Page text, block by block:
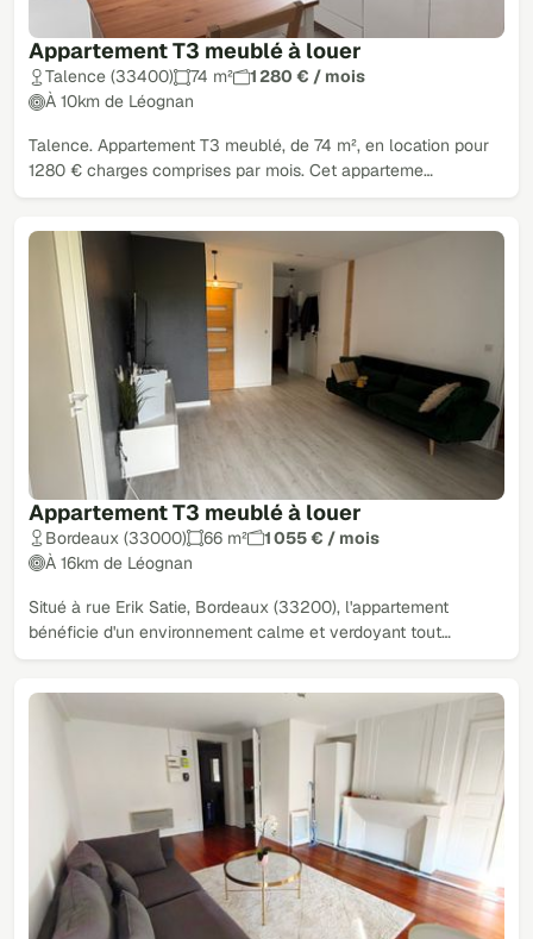
Appartement T3 meublé à louer
Talence (33400) 74 m²
1 280 € / mois
À 10km de Léognan
Talence. Appartement T3 meublé, de 74 m², en location pour
1280 € charges comprises par mois. Cet apparteme…
Appartement T3 meublé à louer
Bordeaux (33000) 66 m²
1 055 € / mois
À 16km de Léognan
Situé à rue Erik Satie, Bordeaux (33200), l'appartement
bénéficie d'un environnement calme et verdoyant tout…